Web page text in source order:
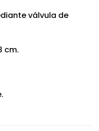
válvula de
cm.